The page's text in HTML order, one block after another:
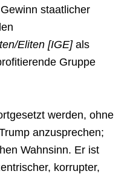
staatlicher
Eliten [IGE]als
Gruppe
werden, ohne
anzusprechen;
Wahnsinn. Er ist
korrupter,